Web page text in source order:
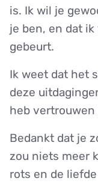
is. Ik wil je
je ben, en dat
gebeurt.
Ik weet dat het
deze
heb vertrouwen
Bedankt dat je
zou niets meer
rots en de